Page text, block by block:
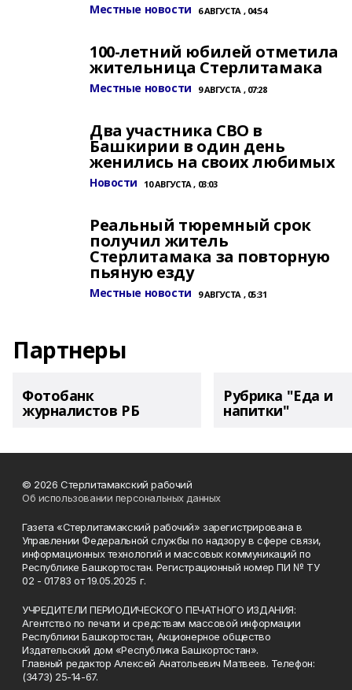
Местные новости 6 АВГУСТА , 04:54
100-летний юбилей отметила
жительница Стерлитамака
Местные новости 9 АВГУСТА , 07:28
Два участника СВО в
Башкирии в один день
женились на своих любимых
Новости 10 АВГУСТА , 03:03
Реальный тюремный срок
получил житель
Стерлитамака за повторную
пьяную езду
Местные новости 9 АВГУСТА , 05:31
Партнеры
Фотобанк
журналистов РБ
Рубрика "Еда и
напитки"
© 2026 Стерлитамакский рабочий
Об использовании персональных данных
Газета «Стерлитамакский рабочий» зарегистрирована в
Управлении Федеральной службы по надзору в сфере связи,
информационных технологий и массовых коммуникаций по
Республике Башкортостан. Регистрационный номер ПИ № ТУ
02 - 01783 от 19.05.2025 г.
УЧРЕДИТЕЛИ ПЕРИОДИЧЕСКОГО ПЕЧАТНОГО ИЗДАНИЯ:
Агентство по печати и средствам массовой информации
Республики Башкортостан, Акционерное общество
Издательский дом «Республика Башкортостан».
Главный редактор Алексей Анатольевич Матвеев. Телефон:
(3473) 25-14-67.